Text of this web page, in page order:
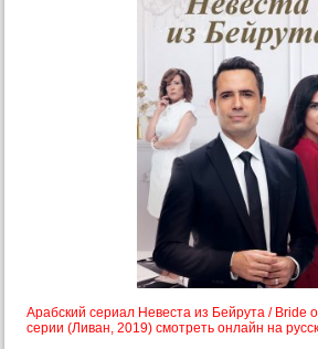
Арабский сериал Невеста из Бейрута / Bride
серии (Ливан, 2019) смотреть онлайн на